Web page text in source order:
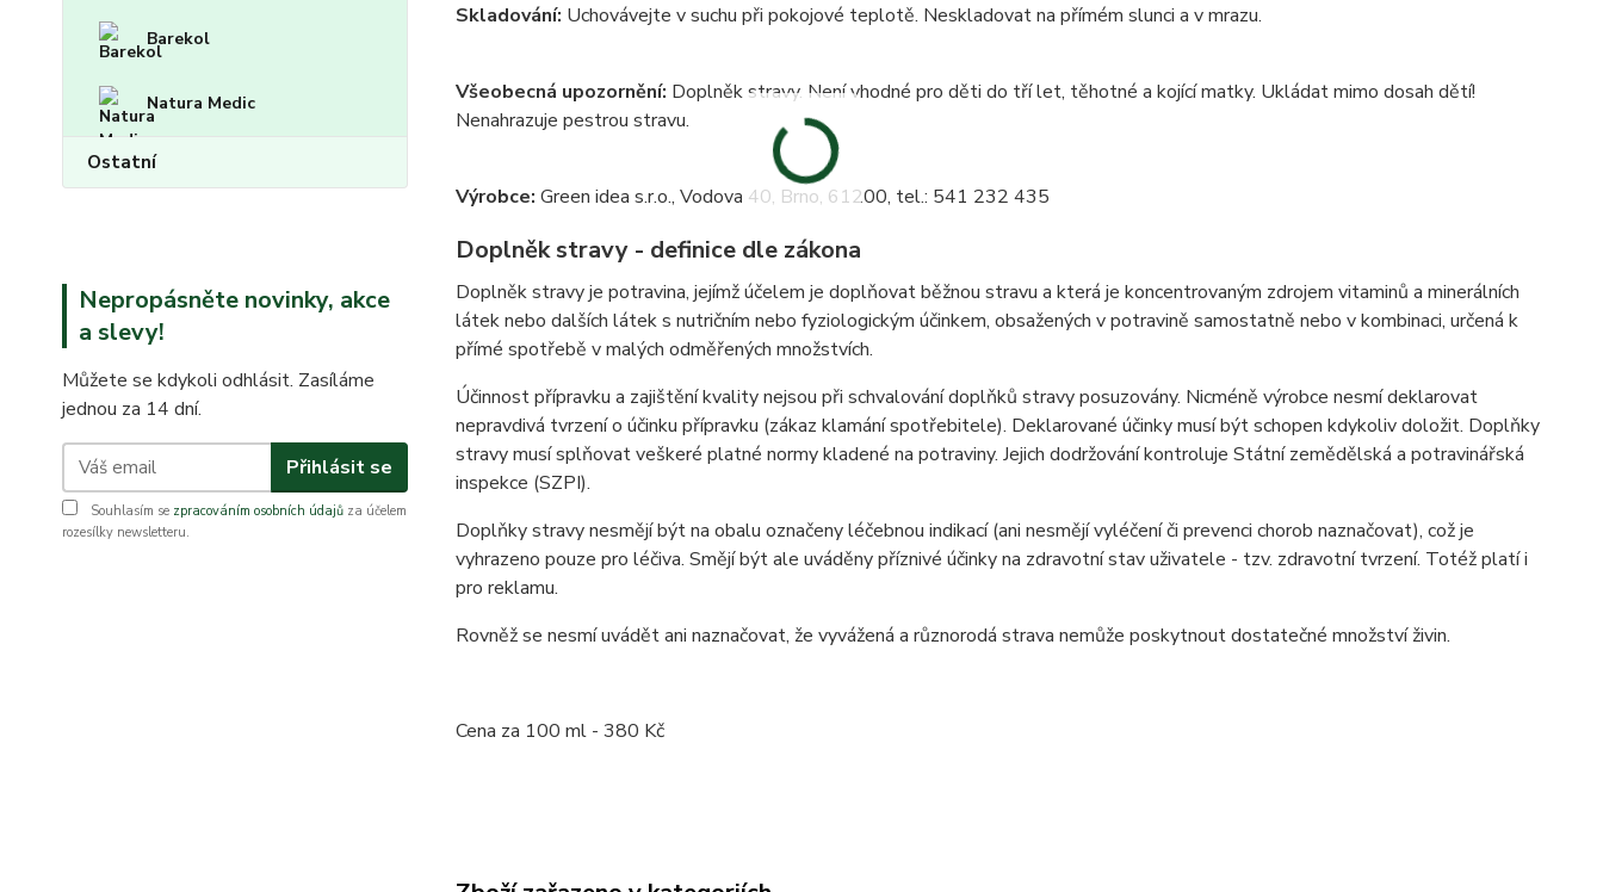
Barekol
Natura Medic
Ostatní
Nepropásněte novinky, akce
a slevy!
Můžete se kdykoli odhlásit. Zasíláme
jednou za 14 dní.
Přihlásit se
Souhlasím se zpracováním osobních údajů za účelem
rozesílky newsletteru.
Skladování: Uchovávejte v suchu při pokojové teplotě. Neskladovat na přímém slunci a v mrazu.
Všeobecná upozornění: Doplněk stravy. Není vhodné pro děti do tří let, těhotné a kojící matky. Ukládat mimo dosah dětí!
Nenahrazuje pestrou stravu.
Výrobce: Green idea s.r.o., Vodova 40, Brno, 61200, tel.: 541 232 435
Doplněk stravy - definice dle zákona
Doplněk stravy je potravina, jejímž účelem je doplňovat běžnou stravu a která je koncentrovaným zdrojem vitaminů a minerálních
látek nebo dalších látek s nutričním nebo fyziologickým účinkem, obsažených v potravině samostatně nebo v kombinaci, určená k
přímé spotřebě v malých odměřených množstvích.
Účinnost přípravku a zajištění kvality nejsou při schvalování doplňků stravy posuzovány. Nicméně výrobce nesmí deklarovat
nepravdivá tvrzení o účinku přípravku (zákaz klamání spotřebitele). Deklarované účinky musí být schopen kdykoliv doložit. Doplňky
stravy musí splňovat veškeré platné normy kladené na potraviny. Jejich dodržování kontroluje Státní zemědělská a potravinářská
inspekce (SZPI).
Doplňky stravy nesmějí být na obalu označeny léčebnou indikací (ani nesmějí vyléčení či prevenci chorob naznačovat), což je
vyhrazeno pouze pro léčiva. Smějí být ale uváděny příznivé účinky na zdravotní stav uživatele - tzv. zdravotní tvrzení. Totéž platí i
pro reklamu.
Rovněž se nesmí uvádět ani naznačovat, že vyvážená a různorodá strava nemůže poskytnout dostatečné množství živin.
Cena za 100 ml - 380 Kč